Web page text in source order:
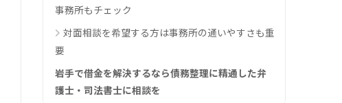
事務所もチェック
対面相談を希望する方は事務所の通いやすさも重
要
岩手で借金を解決するなら債務整理に精通した弁
護士・司法書士に相談を